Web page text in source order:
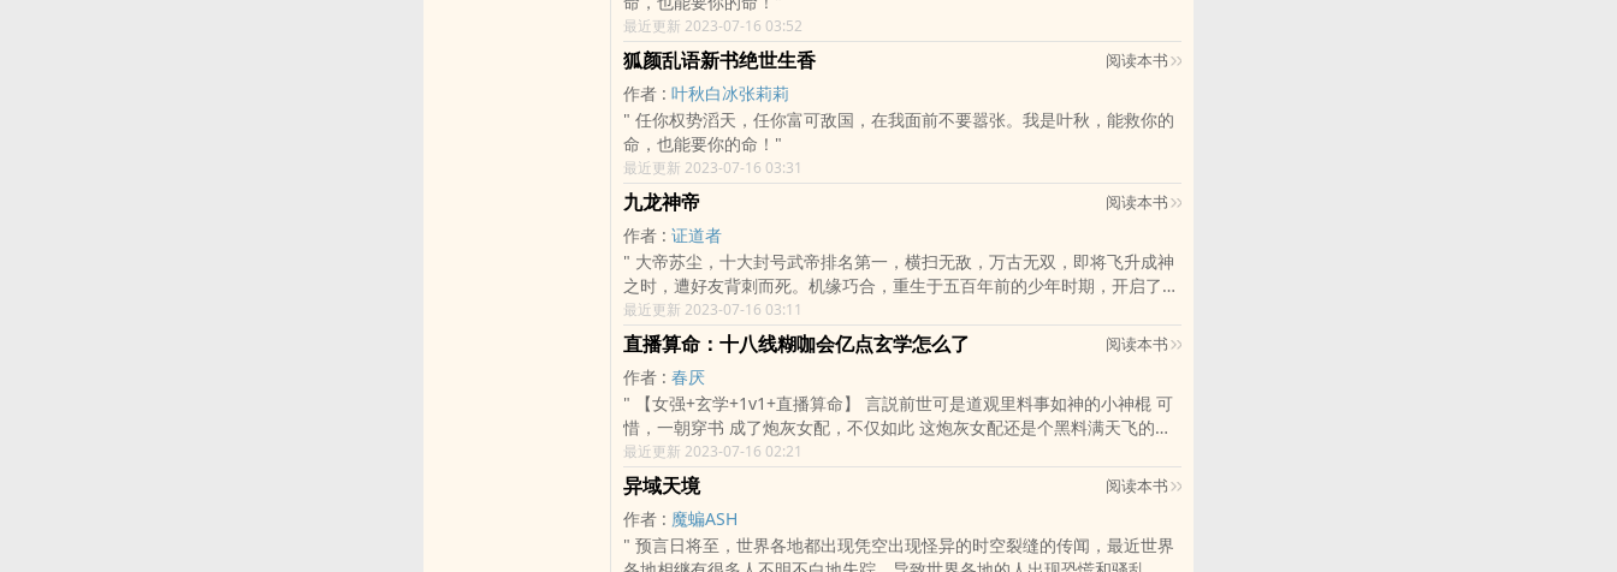
最近更新 2023-07-16 03:52
狐颜乱语新书绝世生香 阅读本书
作者 : 叶秋白冰张莉莉
" 任你权势滔天，任你富可敌国，在我面前不要嚣张。我是叶秋，能救你的
命，也能要你的命！"
最近更新 2023-07-16 03:31
九龙神帝 阅读本书
作者 : 证道者
" 大帝苏尘，十大封号武帝排名第一，横扫无敌，万古无双，即将飞升成神
之时，遭好友背刺而死。机缘巧合，重生于五百年前的少年时期，开启了一
段横扫无数天骄的逆天传奇！这一世，所有的遗憾都要弥补！这一世，所有
的敌人都要踩在脚下！这一世，我要主宰诸天众生，踏上万界绝巅！"
最近更新 2023-07-16 03:11
直播算命：十八线糊咖会亿点玄学怎么了 阅读本书
作者 : 春厌
" 【女强+玄学+1v1+直播算命】 言説前世可是道观里料事如神的小神棍 可
惜，一朝穿书 成了炮灰女配，不仅如此 这炮灰女配还是个黑料满天飞的十
八线小明星 书中世界玄学式微，她以超强的玄学本事 直接成为玄学大佬！
但每当被人问起， 她总会笑着说：“我只是略知皮毛，会一点点而已。”"
最近更新 2023-07-16 02:21
异域天境 阅读本书
作者 : 魔蝙ASH
" 预言日将至，世界各地都出现凭空出现怪异的时空裂缝的传闻，最近世界